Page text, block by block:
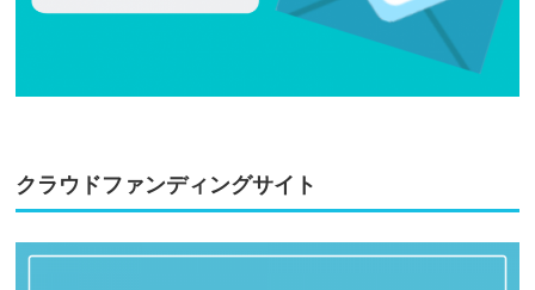
クラウドファンディングサイト